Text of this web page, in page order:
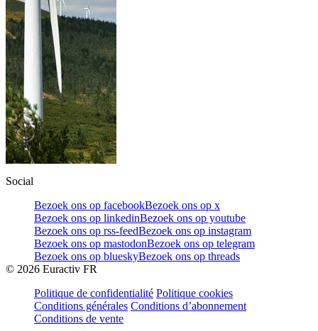
Social
Bezoek ons op facebookBezoek ons op x
Bezoek ons op linkedinBezoek ons op youtube
Bezoek ons op rss-feedBezoek ons op instagram
Bezoek ons op mastodonBezoek ons op telegram
Bezoek ons op blueskyBezoek ons op threads
© 2026 Euractiv FR
Politique de confidentialité Politique cookies
Conditions générales Conditions d’abonnement
Conditions de vente